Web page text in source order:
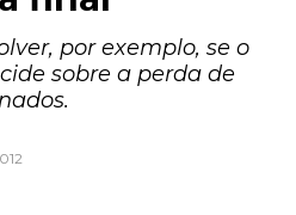
por exemplo, se o
sobre a perda de